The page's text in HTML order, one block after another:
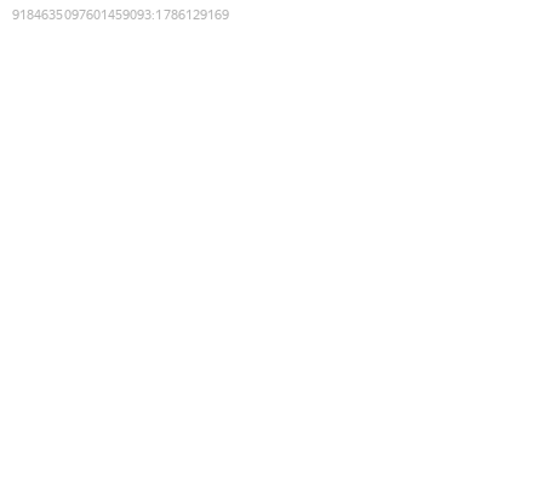
9184635097601459093:1786129169